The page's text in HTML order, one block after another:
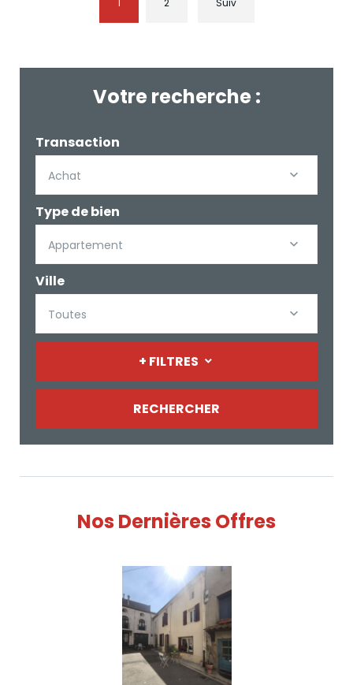
Votre recherche :
Transaction
Achat
Type de bien
Appartement
Ville
Toutes
+ FILTRES
RECHERCHER
Nos Dernières Offres